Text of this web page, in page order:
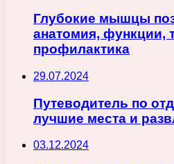
Глубокие мышцы
анатомия, функции,
профилактика
29.07.2024
Путеводитель по
лучшие места и
03.12.2024